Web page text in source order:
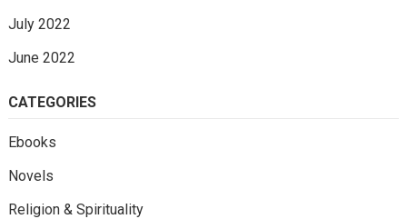
July 2022
June 2022
CATEGORIES
Ebooks
Novels
Religion & Spirituality